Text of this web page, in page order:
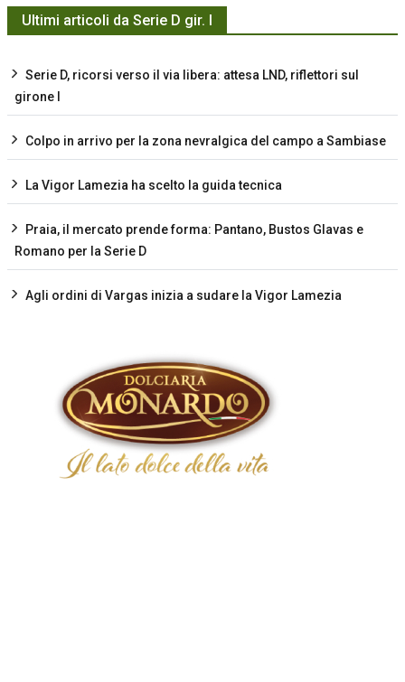
Ultimi articoli da Serie D gir. I
Serie D, ricorsi verso il via libera: attesa LND, riflettori sul
girone I
Colpo in arrivo per la zona nevralgica del campo a Sambiase
La Vigor Lamezia ha scelto la guida tecnica
Praia, il mercato prende forma: Pantano, Bustos Glavas e
Romano per la Serie D
Agli ordini di Vargas inizia a sudare la Vigor Lamezia